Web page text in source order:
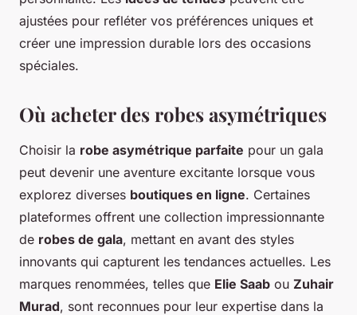
ajustées pour refléter vos préférences uniques et
créer une impression durable lors des occasions
spéciales.
Où acheter des robes asymétriques
Choisir la robe asymétrique parfaite pour un gala
peut devenir une aventure excitante lorsque vous
explorez diverses boutiques en ligne. Certaines
plateformes offrent une collection impressionnante
de robes de gala, mettant en avant des styles
innovants qui capturent les tendances actuelles. Les
marques renommées, telles que Elie Saab ou Zuhair
Murad, sont reconnues pour leur expertise dans la